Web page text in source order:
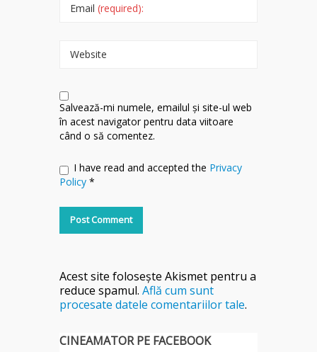
Email (required):
Website
Salvează-mi numele, emailul și site-ul web
în acest navigator pentru data viitoare
când o să comentez.
I have read and accepted the Privacy
Policy *
Acest site folosește Akismet pentru a
reduce spamul. Află cum sunt
procesate datele comentariilor tale.
CINEAMATOR PE FACEBOOK